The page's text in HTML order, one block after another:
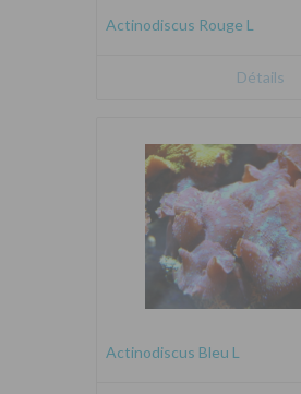
Actinodiscus Rouge L
Détails
Actinodiscus Bleu L